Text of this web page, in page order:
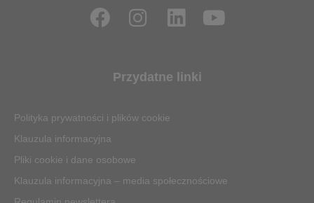
F
a
o
o
k
I
n
t
g
m
L
i
k
Y
o
Przydatne linki
Polityka prywatności i plików cookie
Klauzula informacyjna
Pliki cookie i dane osobowe
Klauzula informacyjna – media społecznościowe